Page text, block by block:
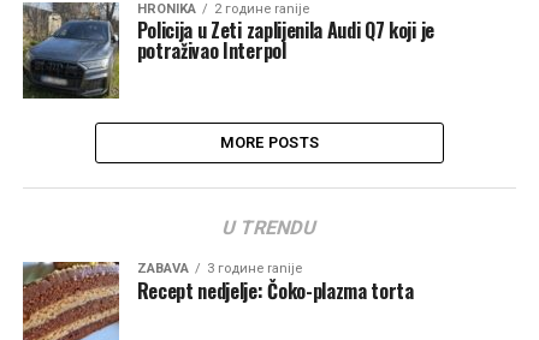
HRONIKA 2 године ranije
Policija u Zeti zaplijenila Audi Q7 koji je
potraživao Interpol
MORE POSTS
U TRENDU
ZABAVA 3 године ranije
Recept nedjelje: Čoko-plazma torta